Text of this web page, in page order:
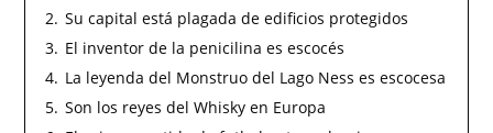
2. Su capital está plagada de edificios protegidos
3. El inventor de la penicilina es escocés
4. La leyenda del Monstruo del Lago Ness es escocesa
5. Son los reyes del Whisky en Europa